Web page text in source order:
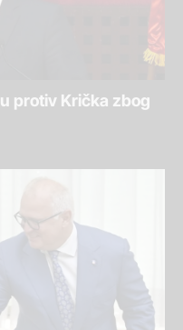
protiv Krička zbog